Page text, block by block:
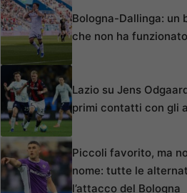
Bologna-Dallinga: un
che non ha funzionato
Lazio su Jens
primi contatti con gli
Piccoli favorito, ma
nome: tutte le
l’attacco del Bologna